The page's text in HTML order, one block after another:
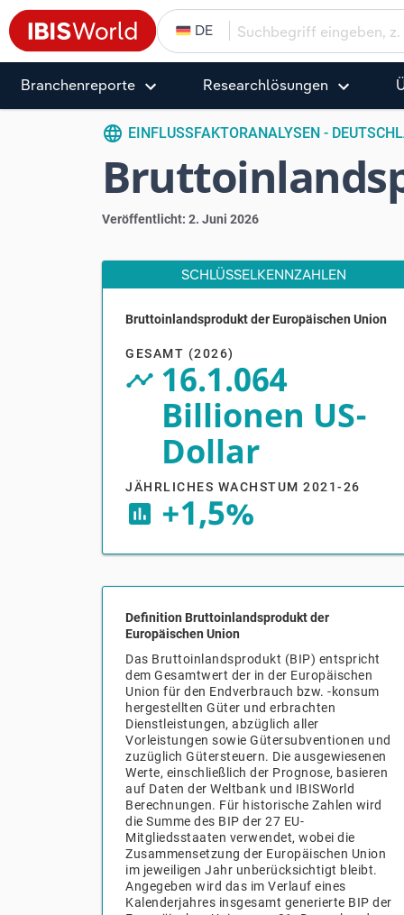
DE
Branchenreporte Research­­­­lösungen
language EINFLUSSFAKTORANALYSEN -
Veröffentlicht: 2. Juni 2026
SCHLÜSSELKENNZAHLEN
Bruttoinlandsprodukt der Europäischen Union
GESAMT (2026)
timeline_circle
16.1.064
Billionen US-
Dollar
JÄHRLICHES WACHSTUM 2021-26
insert_chart +1,5%
Definition Bruttoinlandsprodukt der
Europäischen Union
Das Bruttoinlandsprodukt (BIP) entspricht
dem Gesamtwert der in der Europäischen
Union für den Endverbrauch bzw. -konsum
hergestellten Güter und erbrachten
Dienstleistungen, abzüglich aller
Vorleistungen sowie Gütersubventionen und
zuzüglich Gütersteuern. Die ausgewiesenen
Werte, einschließlich der Prognose, basieren
auf Daten der Weltbank und IBISWorld
Berechnungen. Für historische Zahlen wird
die Summe des BIP der 27 EU-
Mitgliedsstaaten verwendet, wobei die
Zusammensetzung der Europäischen Union
im jeweiligen Jahr unberücksichtigt bleibt.
Angegeben wird das im Verlauf eines
Kalenderjahres insgesamt generierte BIP der